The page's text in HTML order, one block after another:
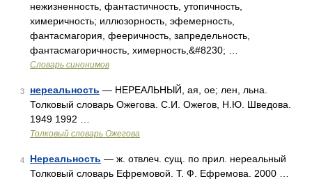
нежизненность, фантастичность, утопичность,
химеричность; иллюзорность, эфемерность,
фантасмагория, фееричность, запредельность,
фантасмагоричность, химерность,&#8230; …
Словарь синонимов
3 нереальность — НЕРЕАЛЬНЫЙ, ая, ое; лен, льна.
Толковый словарь Ожегова. С.И. Ожегов, Н.Ю. Шведова.
1949 1992 …
Толковый словарь Ожегова
4 Нереальность — ж. отвлеч. сущ. по прил. нереальный
Толковый словарь Ефремовой. Т. Ф. Ефремова. 2000 …